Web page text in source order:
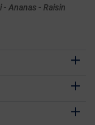
- Ananas - Raisin